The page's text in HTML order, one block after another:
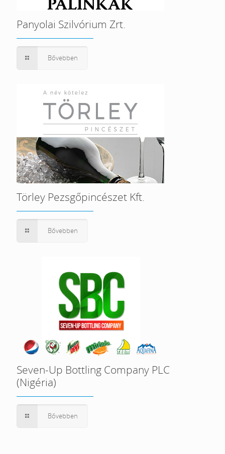
Panyolai Szilvórium Zrt.
Bővebben
Törley Pezsgőpincészet Kft.
Bővebben
Seven-Up Bottling Company PLC
(Nigéria)
Bővebben